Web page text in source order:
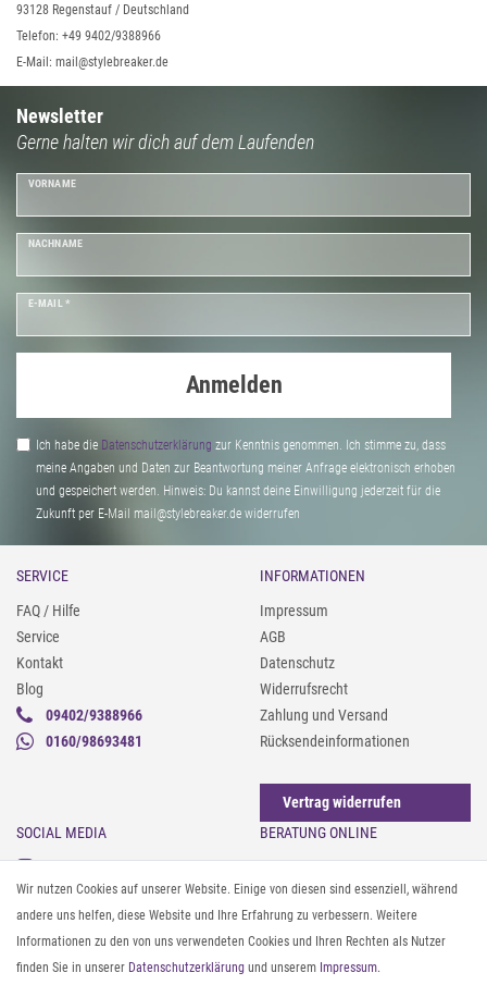
93128 Regenstauf / Deutschland
Telefon: +49 9402/9388966
E-Mail: mail@stylebreaker.de
Newsletter
Gerne halten wir dich auf dem Laufenden
VORNAME
NACHNAME
E-MAIL *
Anmelden
Ich habe die Daten­schutz­erklärung zur Kenntnis genommen. Ich stimme zu, dass
meine Angaben und Daten zur Beantwortung meiner Anfrage elektronisch erhoben
und gespeichert werden. Hinweis: Du kannst deine Einwilligung jederzeit für die
Zukunft per E-Mail mail@stylebreaker.de widerrufen
SERVICE
FAQ / Hilfe
Service
Kontakt
Blog
09402/9388966
0160/98693481
INFORMATIONEN
Impressum
AGB
Datenschutz
Widerrufsrecht
Zahlung und Versand
Rücksendeinformationen
Vertrag widerrufen
SOCIAL MEDIA
Instagram
Facebook
Pinterest
Twitter
Youtube
BERATUNG ONLINE
Gürtel messen & kürzen
Sonnenbrillen & UV-Schutz
Textilpflege
Textil- und Material-Guide
Geldbörse richtig organisieren
Wir nutzen Cookies auf unserer Website. Einige von diesen sind essenziell, während
andere uns helfen, diese Website und Ihre Erfahrung zu verbessern. Weitere
Informationen zu den von uns verwendeten Cookies und Ihren Rechten als Nutzer
finden Sie in unserer Daten­schutz­erklärung und unserem Impressum.